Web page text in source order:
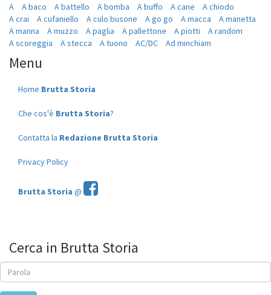
A A baco A battello A bomba A buffo A cane
A chiodo
A crai
A cufaniello A culo busone A go go A macca
A manetta
A manna
A muzzo A paglia A pallettone A piotti
A random
A scoreggia
A stecca A tuono AC/DC Ad minchiam
Menu
Home Brutta Storia
Che cos'è Brutta Storia?
Contatta la Redazione Brutta Storia
Privacy Policy
Brutta Storia @
Cerca in Brutta Storia